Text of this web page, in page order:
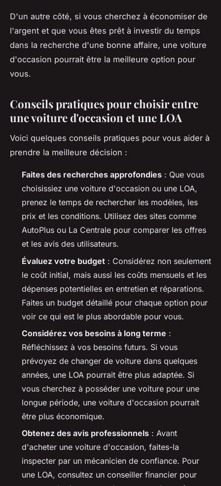
D'un autre côté, si vous cherchez à économiser de
l'argent et que vous êtes prêt à investir du temps
dans la recherche d'une bonne affaire, une voiture
d'occasion pourrait être la meilleure option pour
vous.
Conseils pratiques pour choisir entre
une voiture d'occasion et une LOA
Voici quelques conseils pratiques pour vous aider à
prendre la meilleure décision :
Faites des recherches approfondies : Que vous
choisissiez une voiture d'occasion ou une LOA,
prenez le temps de rechercher les modèles, les
prix et les conditions. Utilisez des sites comme
AutoPlus ou La Centrale pour comparer les offres
et les avis des utilisateurs.
Évaluez votre budget : Considérez non seulement
le coût initial, mais aussi les coûts mensuels et les
dépenses potentielles en entretien et réparations.
Faites un budget détaillé pour chaque option pour
voir ce qui est le plus abordable pour vous.
Considérez vos besoins à long terme :
Réfléchissez à vos besoins futurs. Si vous
prévoyez de changer de voiture dans quelques
années, une LOA pourrait être plus adaptée. Si
vous cherchez à posséder une voiture pour une
longue période, une voiture d'occasion pourrait
être plus économique.
Obtenez des avis professionnels : Avant
d'acheter une voiture d'occasion, faites-la
inspecter par un mécanicien de confiance. Pour
une LOA, consultez un conseiller financier pour